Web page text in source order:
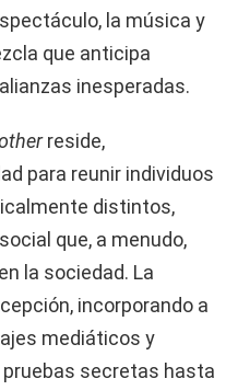
la música y
que anticipa
inesperadas.
reside,
para reunir individuos
distintos,
que, a menudo,
la sociedad. La
incorporando a
mediáticos y
secretas hasta